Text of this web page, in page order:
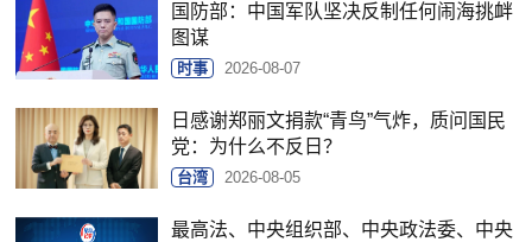
国防部：中国军队坚决反制任何闹海挑衅
图谋
时事 2026-08-07
日感谢郑丽文捐款“青鸟”气炸，质问国民
党：为什么不反日？
台湾 2026-08-05
最高法、中央组织部、中央政法委、中央